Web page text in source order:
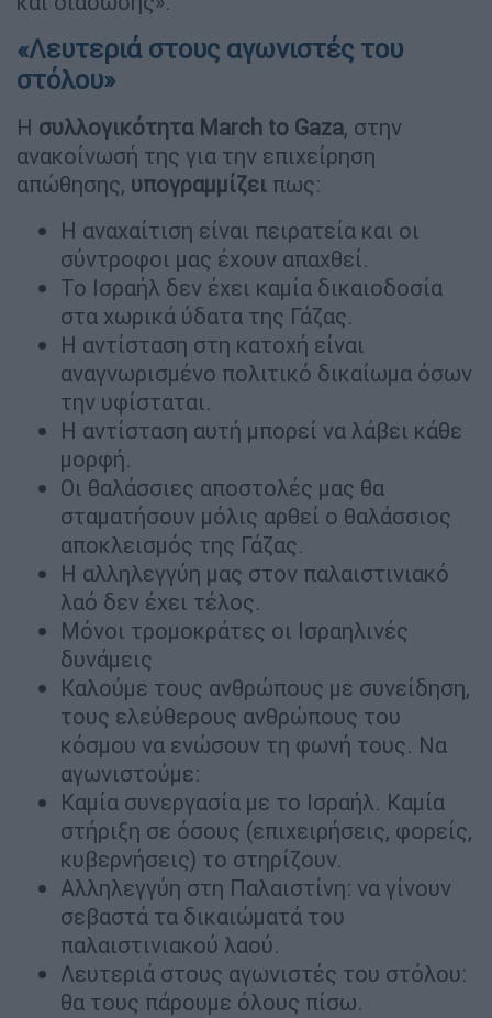
«Λευτεριά στους αγωνιστές του
στόλου»
Η συλλογικότητα March to Gaza, στην
ανακοίνωσή της για την επιχείρηση
απώθησης, υπογραμμίζει πως:
Η αναχαίτιση είναι πειρατεία και οι
σύντροφοι μας έχουν απαχθεί.
Το Ισραήλ δεν έχει καμία δικαιοδοσία
στα χωρικά ύδατα της Γάζας.
Η αντίσταση στη κατοχή είναι
αναγνωρισμένο πολιτικό δικαίωμα όσων
την υφίσταται.
Η αντίσταση αυτή μπορεί να λάβει κάθε
μορφή.
Οι θαλάσσιες αποστολές μας θα
σταματήσουν μόλις αρθεί ο θαλάσσιος
αποκλεισμός της Γάζας.
Η αλληλεγγύη μας στον παλαιστινιακό
λαό δεν έχει τέλος.
Μόνοι τρομοκράτες οι Ισραηλινές
δυνάμεις
Καλούμε τους ανθρώπους με συνείδηση,
τους ελεύθερους ανθρώπους του
κόσμου να ενώσουν τη φωνή τους. Να
αγωνιστούμε:
Καμία συνεργασία με το Ισραήλ. Καμία
στήριξη σε όσους (επιχειρήσεις, φορείς,
κυβερνήσεις) το στηρίζουν.
Αλληλεγγύη στη Παλαιστίνη: να γίνουν
σεβαστά τα δικαιώματά του
παλαιστινιακού λαού.
Λευτεριά στους αγωνιστές του στόλου:
θα τους πάρουμε όλους πίσω.